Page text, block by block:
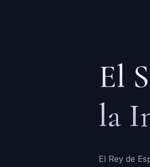
El
la
El Rey de